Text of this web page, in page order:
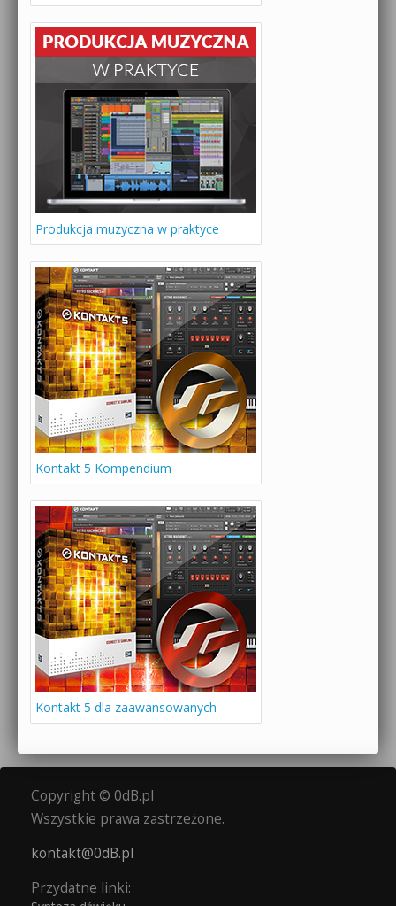
Produkcja muzyczna w praktyce
Kontakt 5 Kompendium
Kontakt 5 dla zaawansowanych
Copyright © 0dB.pl
Wszystkie prawa zastrzeżone.
kontakt@0dB.pl
Przydatne linki: